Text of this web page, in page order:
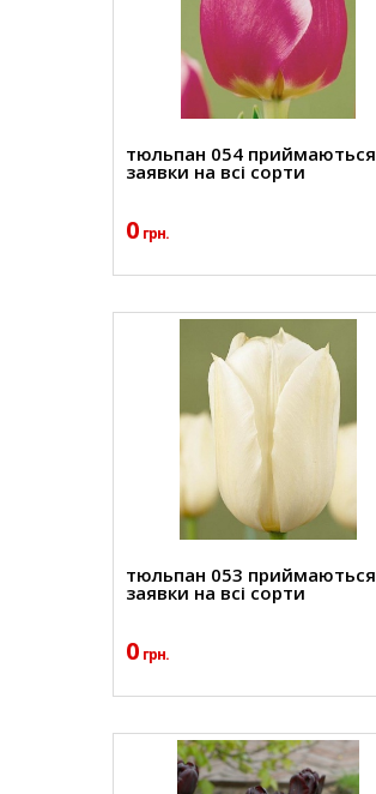
тюльпан 054 приймаються
заявки на всі сорти
0 грн.
тюльпан 053 приймаються
заявки на всі сорти
0 грн.